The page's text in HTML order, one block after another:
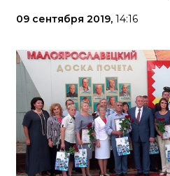
09 сентября 2019, 14:16